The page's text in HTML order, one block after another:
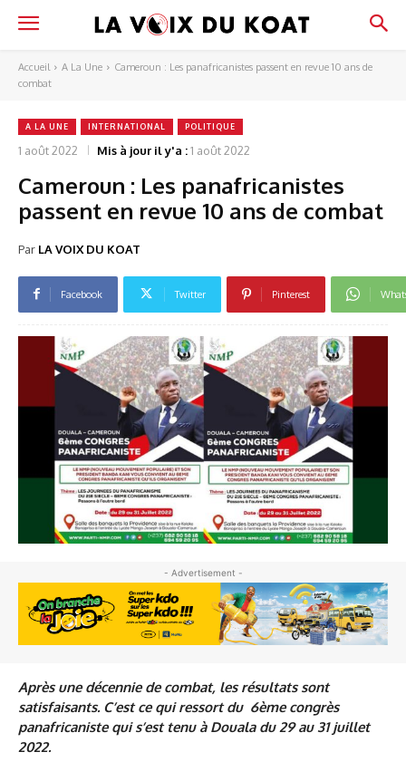
Accueil A La Une
Cameroun : Les panafricanistes passent en revue 10 ans de
combat
A LA UNE INTERNATIONAL POLITIQUE
1 août 2022 Mis à jour il y'a :1 août 2022
Cameroun : Les panafricanistes
passent en revue 10 ans de combat
Par LA VOIX DU KOAT
Facebook Twitter Pinterest
- Advertisement -
Après une décennie de combat, les résultats sont
satisfaisants. C’est ce qui ressort du 6ème congrès
panafricaniste qui s’est tenu à Douala du 29 au 31 juillet
2022.